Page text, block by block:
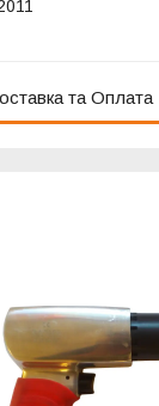
та Оплата